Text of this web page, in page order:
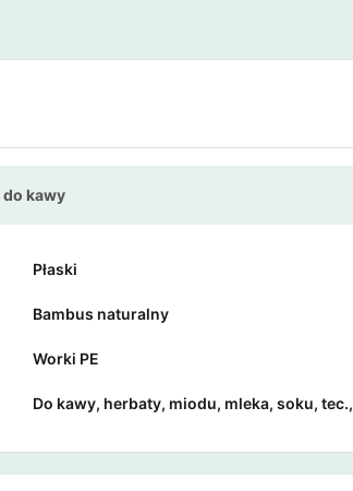
kawy
Płaski
Bambus naturalny
Worki PE
Do kawy, herbaty, miodu, mleka, soku, tec.,